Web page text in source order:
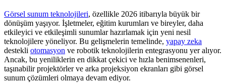
Görsel sunum teknolojileri, özellikle 2026 itibarıyla büyük bir
dönüşüm yaşıyor. İşletmeler, eğitim kurumları ve bireyler, daha
etkileyici ve etkileşimli sunumlar hazırlamak için yeni nesil
teknolojilere yöneliyor. Bu gelişmelerin temelinde, yapay zeka
destekli otomasyon ve robotik teknolojilerin entegrasyonu yer alıyor.
Ancak, bu yeniliklerin en dikkat çekici ve hızla benimsenenleri,
taşınabilir projektörler ve arka projeksiyon ekranları gibi görsel
sunum çözümleri olmaya devam ediyor.